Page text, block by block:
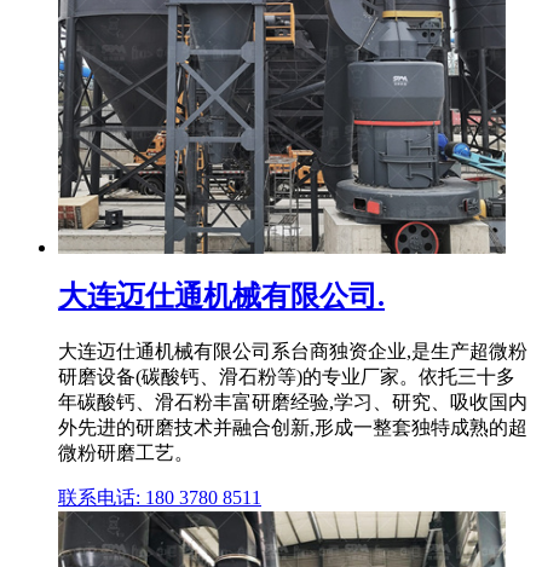
大连迈仕通机械有限公司.
大连迈仕通机械有限公司系台商独资企业,是生产超微粉
研磨设备(碳酸钙、滑石粉等)的专业厂家。依托三十多
年碳酸钙、滑石粉丰富研磨经验,学习、研究、吸收国内
外先进的研磨技术并融合创新,形成一整套独特成熟的超
微粉研磨工艺。
联系电话: 180 3780 8511